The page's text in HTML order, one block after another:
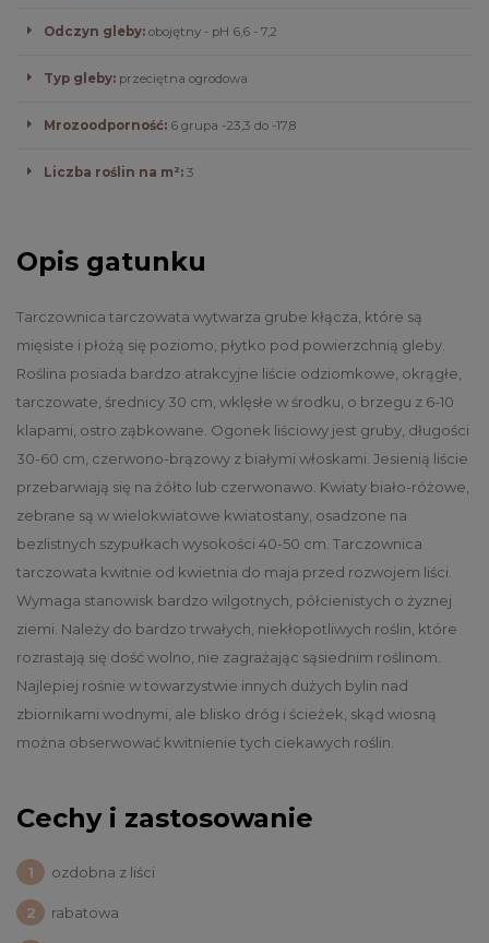
Odczyn gleby: obojętny - pH 6,6 - 7,2
Typ gleby: przeciętna ogrodowa
Mrozoodporność: 6 grupa -23,3 do -17,8
Liczba roślin na m²: 3
Opis gatunku
Tarczownica tarczowata wytwarza grube kłącza, które są
mięsiste i płożą się poziomo, płytko pod powierzchnią gleby.
Roślina posiada bardzo atrakcyjne liście odziomkowe, okrągłe,
tarczowate, średnicy 30 cm, wklęsłe w środku, o brzegu z 6-10
klapami, ostro ząbkowane. Ogonek liściowy jest gruby, długości
30-60 cm, czerwono-brązowy z białymi włoskami. Jesienią liście
przebarwiają się na żółto lub czerwonawo. Kwiaty biało-różowe,
zebrane są w wielokwiatowe kwiatostany, osadzone na
bezlistnych szypułkach wysokości 40-50 cm. Tarczownica
tarczowata kwitnie od kwietnia do maja przed rozwojem liści.
Wymaga stanowisk bardzo wilgotnych, półcienistych o żyznej
ziemi. Należy do bardzo trwałych, niekłopotliwych roślin, które
rozrastają się dość wolno, nie zagrażając sąsiednim roślinom.
Najlepiej rośnie w towarzystwie innych dużych bylin nad
zbiornikami wodnymi, ale blisko dróg i ścieżek, skąd wiosną
można obserwować kwitnienie tych ciekawych roślin.
Cechy i zastosowanie
ozdobna z liści
rabatowa